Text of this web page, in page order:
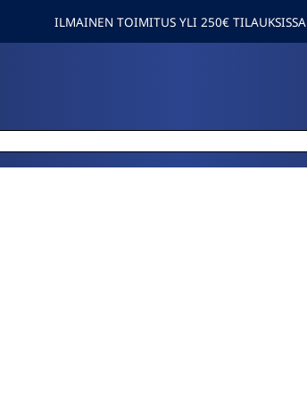
ILMAINEN TOIMITUS YLI 250€ TILAUKSISSA